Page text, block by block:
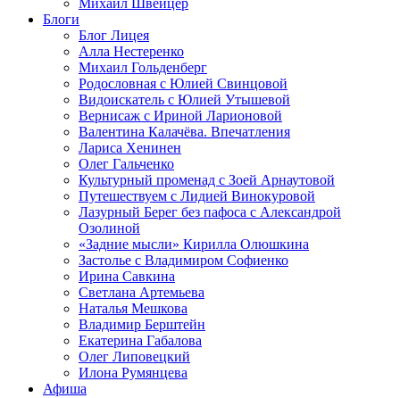
Михаил Швейцер
Блоги
Блог Лицея
Алла Нестеренко
Михаил Гольденберг
Родословная с Юлией Свинцовой
Видоискатель с Юлией Утышевой
Вернисаж с Ириной Ларионовой
Валентина Калачёва. Впечатления
Лариса Хенинен
Олег Гальченко
Культурный променад с Зоей Арнаутовой
Путешествуем с Лидией Винокуровой
Лазурный Берег без пафоса с Александрой
Озолиной
«Задние мысли» Кирилла Олюшкина
Застолье с Владимиром Софиенко
Ирина Савкина
Светлана Артемьева
Наталья Мешкова
Владимир Берштейн
Екатерина Габалова
Олег Липовецкий
Илона Румянцева
Афиша